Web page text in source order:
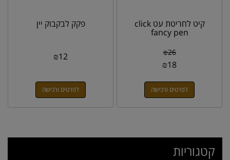
קיט לחריטת עט click
fancy pen
₪26
₪18
לפרטים ורכישה
פקק לבקבוק יין
₪12
לפרטים ורכישה
קטגוריות